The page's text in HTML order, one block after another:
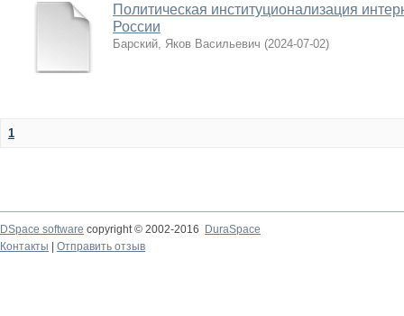
Политическая институционализация
России
Барский, Яков Васильевич (2024-07-02)
1
DSpace software copyright © 2002-2016
DuraSpace
Контакты
Отправить отзыв